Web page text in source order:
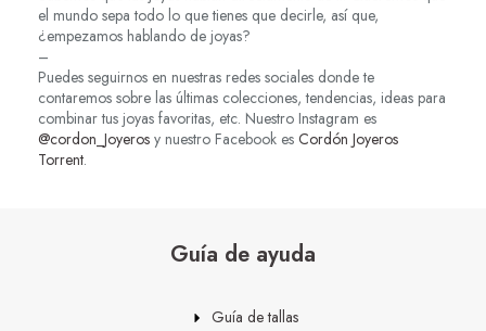
el mundo sepa todo lo que tienes que decirle, así que,
¿empezamos hablando de joyas?
–
Puedes seguirnos en nuestras redes sociales donde te
contaremos sobre las últimas colecciones, tendencias, ideas para
combinar tus joyas favoritas, etc. Nuestro Instagram es
@cordon_Joyeros y nuestro Facebook es Cordón Joyeros
Torrent.
Guía de ayuda
Guía de tallas